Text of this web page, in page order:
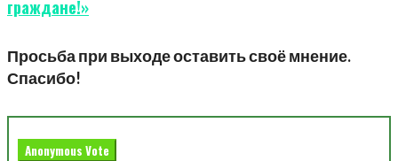
граждане!»
Просьба при выходе оставить своё мнение.
Спасибо!
Anonymous Vote